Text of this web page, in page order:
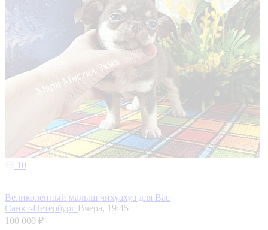
10
Великолепный малыш чихуахуа для Вас
Санкт-Петербург Вчера, 19:45
100 000 ₽